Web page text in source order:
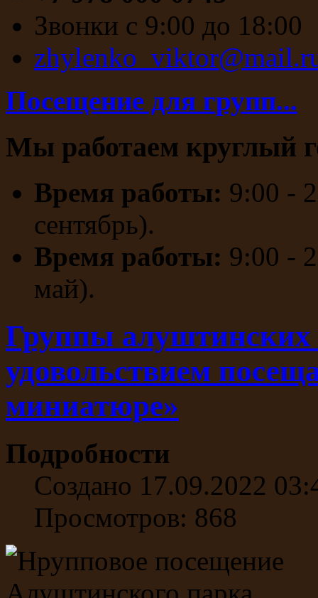
Звонки с 9:00 до 18:00
Посещение для групп...
Мы работаем круглый
Время работы: 9:00 -
сентябрь).
Время работы: 9:00 -
май).
Группы алуштинских
удовольствием
миниатюре»
Подробности
Создано 17.09.2022
Просмотров: 868